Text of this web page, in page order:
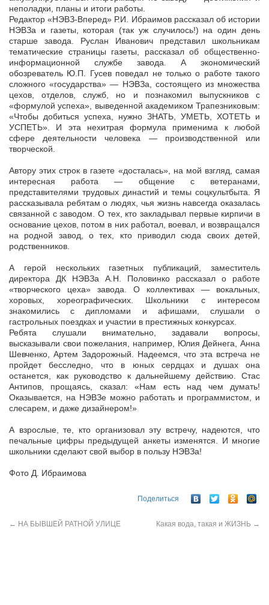
неполадки, планы и итоги работы.
Редактор «НЭВЗ-Вперед» Р.И. Ибраимов рассказал об истории
НЭВЗа и газеты, которая (так уж случилось!) на один день
старше завода. Руслан Иванович представил школьникам
тематические страницы газеты, рассказал об общественно-
информационной службе завода. А экономический
обозреватель Ю.П. Гусев поведал не только о работе такого
сложного «государства» — НЭВЗа, состоящего из множества
цехов, отделов, служб, но и познакомил выпускников с
«формулой успеха», выведенной академиком Трапезниковым:
«Чтобы добиться успеха, нужно ЗНАТЬ, УМЕТЬ, ХОТЕТЬ и
УСПЕТЬ». И эта нехитрая формула применима к любой
сфере деятельности человека — производственной или
творческой.
Автору этих строк в газете «досталась», на мой взгляд, самая
интересная работа — общение с ветеранами,
представителями трудовых династий и темы соцкультбыта. Я
рассказывала ребятам о людях, чья жизнь навсегда оказалась
связанной с заводом. О тех, кто закладывал первые кирпичи в
основание цехов, потом в них работал, воевал, и возвращался
на родной завод, о тех, кто приводил сюда своих детей,
родственников.
А герой нескольких газетных публикаций, заместитель
директора ДК НЭВЗа А.Н. Половинко рассказал о работе
«творческого цеха» завода. О коллективах — вокальных,
хоровых, хореографических. Школьники с интересом
знакомились с дипломами и афишами, слушали о
гастрольных поездках и участии в престижных конкурсах.
Ребята слушали внимательно, задавали вопросы,
высказывали свои пожелания, например, Юлия Дейнега, Анна
Шевченко, Артем Задорожный. Надеемся, что эта встреча не
пройдет бесследно, что в юных сердцах и душах она
останется, как руководство к дальнейшему действию. Стас
Антипов, прощаясь, сказал: «Нам есть над чем думать!
Оказывается, на НЭВЗе можно работать и программистом, и
слесарем, и даже дизайнером!»
А взрослые, те, кто организовал эту встречу, надеются, что
печальные цифры предыдущей анкеты изменятся. И многие
школьники сделают свой выбор в пользу НЭВЗа!
Фото Д. Ибраимова
Поделиться
← НА БЫВШЕЙ РАТНОЙ УЛИЦЕ Какая вода, такая и ЖИЗНЬ →